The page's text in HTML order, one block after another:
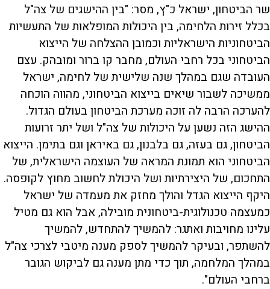
שר הביטחון, ישראל כ"ץ, מסר: "בין ההישגים של צה"ל
בכלל זירות הלחימה, בין היכולות המופלאות של התעשיות
הביטחוניות הישראליות וכמובן ההצלחה של הייצוא
הביטחוני בכל רחבי העולם, מחבר קו ברור ומובהק. עצם
העובדה שגם במהלך שנה שלישית של לחימה, ישראל
ממשיכה לשבור שיאים בייצוא הביטחוני, מהווה הוכחה
להערכה הרבה לה זוכה מערכת הביטחון בעולם הגדול.
ההישג הזה נשען על היכולות של צה"ל ושל יתר זרועות
הביטחון, גם בעזה, גם בלבנון, גם באיראן וגם בתימן. הייצוא
הביטחוני הוא תמונת המראה של העוצמה הישראלית, של
התחכום, של היצירתיות ושל היכולת לחשוב מחוץ לקופסה.
היקף הייצוא הגדל והולך מחזק את מעמדה של ישראל
כמעצמה טכנולוגית-ביטחונית מובילה, אבל הוא גם מטיל
עלינו מחויבות ואתגר: להמשיך להתחדש, להמשיך
להשתפר, ובעיקר להמשיך לספק מענה מיטבי לצרכי צה"ל
במהלך המלחמה, תוך כדי מתן מענה גם לביקוש הגובר
ברחבי העולם".